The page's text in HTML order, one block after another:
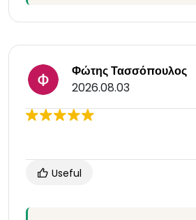
Φώτης Τασσόπουλος
2026.08.03
Useful